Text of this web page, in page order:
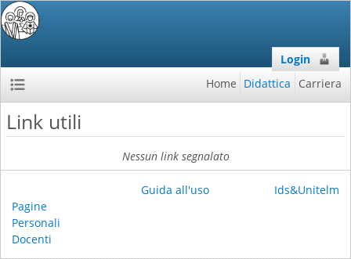
Login
Home Didattica Carriera
Link utili
Nessun link segnalato
Pagine
Personali
Docenti
Guida all'uso Ids&Unitelm